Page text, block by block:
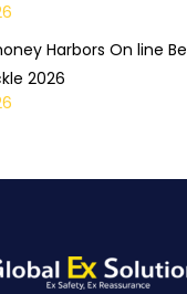
Harbors On line
2026